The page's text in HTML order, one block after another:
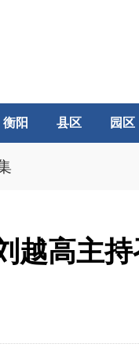
衡阳 县区 园区
越高主